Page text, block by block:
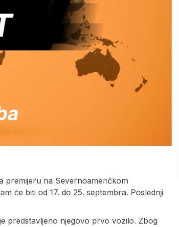
premijeru na Severnoameričkom
će biti od 17. do 25. septembra. Poslednji
predstavljeno njegovo prvo vozilo. Zbog